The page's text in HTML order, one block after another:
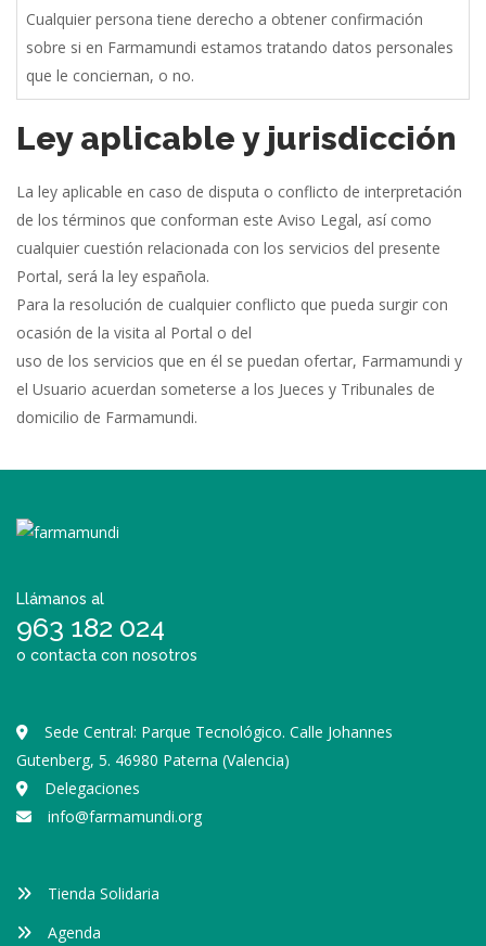
Cualquier persona tiene derecho a obtener confirmación
sobre si en Farmamundi estamos tratando datos personales
que le conciernan, o no.
Ley aplicable y jurisdicción
La ley aplicable en caso de disputa o conflicto de interpretación
de los términos que conforman este Aviso Legal, así como
cualquier cuestión relacionada con los servicios del presente
Portal, será la ley española.
Para la resolución de cualquier conflicto que pueda surgir con
ocasión de la visita al Portal o del
uso de los servicios que en él se puedan ofertar, Farmamundi y
el Usuario acuerdan someterse a los Jueces y Tribunales de
domicilio de Farmamundi.
Llámanos al
963 182 024
o contacta con nosotros
Sede Central: Parque Tecnológico. Calle Johannes
Gutenberg, 5. 46980 Paterna (Valencia)
Delegaciones
info@farmamundi.org
Tienda Solidaria
Agenda